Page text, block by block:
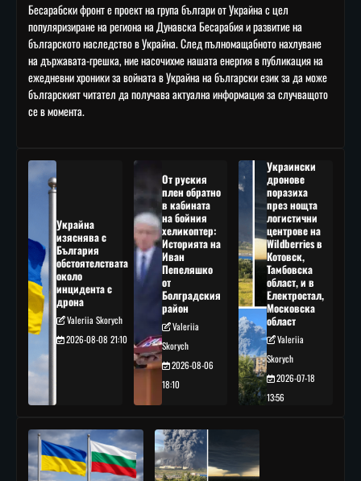
Бесарабски фронт е проект на група българи от Украйна с цел
популяризиране на региона на Дунавска Бесарабия и развитие на
българското наследство в Украйна. След пълномащабното нахлуване
на държавата-грешка, ние насочихме нашата енергия в публикация на
ежедневни хроники за войната в Украйна на български език за да може
българският читател да получава актуална информация за случващото
се в момента.
Украйна
изяснява с
България
обстоятелствата
около
инцидента с
дрона
Valeriia Skorych
2026-08-08 21:10
От руския
плен обратно
в кабината
на бойния
хеликоптер:
Историята на
Иван
Пепеляшко
от
Болградския
район
Valeriia
Skorych
2026-08-06
18:10
Украински
дронове
поразиха
през нощта
логистични
центрове на
Wildberries в
Котовск,
Тамбовска
област, и в
Електростал,
Московска
област
Valeriia
Skorych
2026-07-18
13:56